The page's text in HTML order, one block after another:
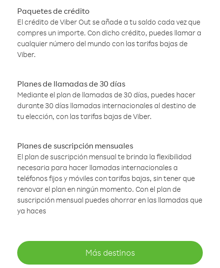
Paquetes de crédito
El crédito de Viber Out se añade a tu saldo cada vez que
compres un importe. Con dicho crédito, puedes llamar a
cualquier número del mundo con las tarifas bajas de
Viber.
Planes de llamadas de 30 días
Mediante el plan de llamadas de 30 días, puedes hacer
durante 30 días llamadas internacionales al destino de
tu elección, con las tarifas bajas de Viber.
Planes de suscripción mensuales
El plan de suscripción mensual te brinda la flexibilidad
necesaria para hacer llamadas internacionales a
teléfonos fijos y móviles con tarifas bajas, sin tener que
renovar el plan en ningún momento. Con el plan de
suscripción mensual puedes ahorrar en las llamadas que
ya haces
Más destinos